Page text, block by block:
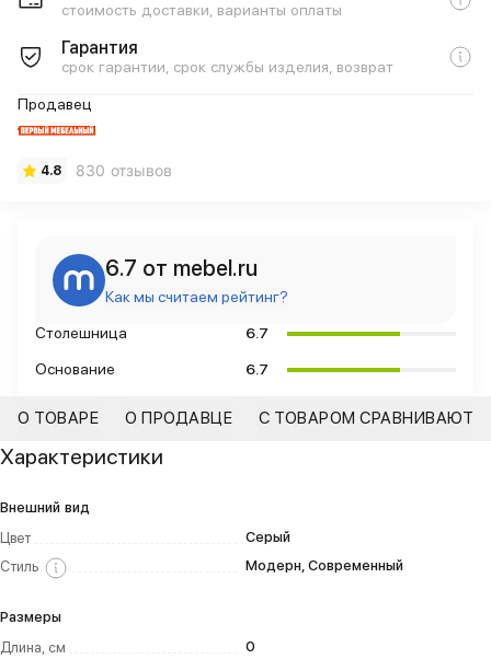
стоимость доставки, варианты оплаты
Гарантия
срок гарантии, срок службы изделия, возврат
Продавец
4.8 830 отзывов
6.7 от mebel.ru
Как мы считаем рейтинг?
Столешница 6.7
Основание 6.7
О ТОВАРЕ О ПРОДАВЦЕ С ТОВАРОМ СРАВНИВАЮТ
Характеристики
Внешний вид
Цвет
Серый
Стиль
Модерн, Современный
Размеры
Длина, см
0